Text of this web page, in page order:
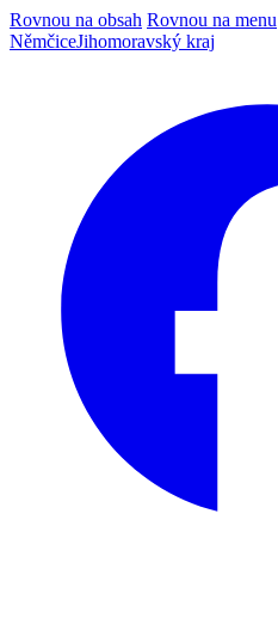
Rovnou na obsah Rovnou na menu
NěmčiceJihomoravský kraj